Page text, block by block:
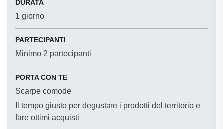
DURATA
1 giorno
PARTECIPANTI
Minimo 2 partecipanti
PORTA CON TE
Scarpe comode
Il tempo giusto per degustare i prodotti del territorio e
fare ottimi acquisti